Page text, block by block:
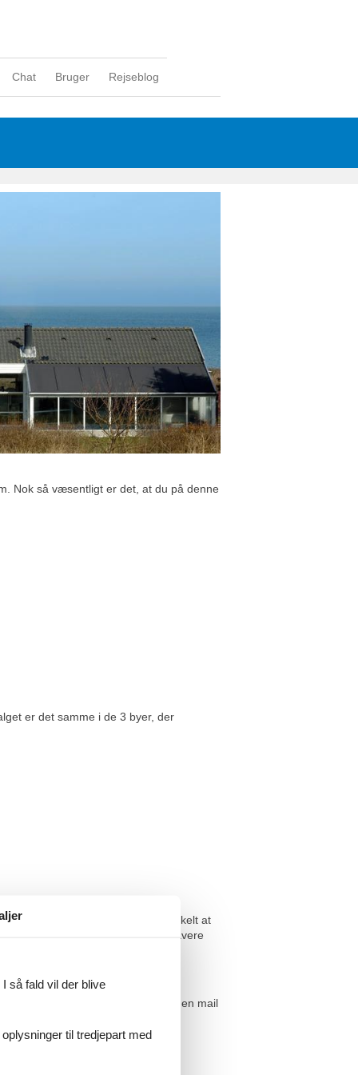
Chat Bruger Rejseblog
Nok så væsentligt er det, at du på denne
er det samme i de 3 byer, der
Det betyder ganske enkelt at
havudsigt til en pris, som er lavere
direkte til din konto.
så kontakt os endelig. Send en mail
så fald vil der blive
til tredjepart med